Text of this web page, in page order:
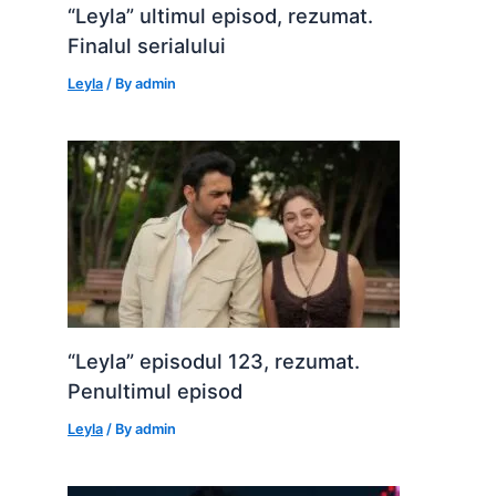
“Leyla” ultimul episod, rezumat.
Finalul serialului
Leyla / Byadmin
“Leyla” episodul 123, rezumat.
Penultimul episod
Leyla / Byadmin